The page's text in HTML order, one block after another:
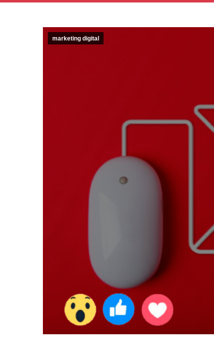
marketing digital